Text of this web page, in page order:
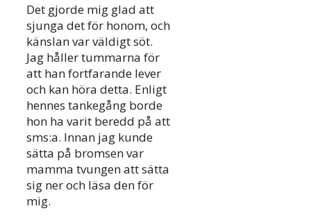
Det gjorde mig glad att
sjunga det för honom, och
känslan var väldigt söt.
Jag håller tummarna för
att han fortfarande lever
och kan höra detta. Enligt
hennes tankegång borde
hon ha varit beredd på att
sms:a. Innan jag kunde
sätta på bromsen var
mamma tvungen att sätta
sig ner och läsa den för
mig.